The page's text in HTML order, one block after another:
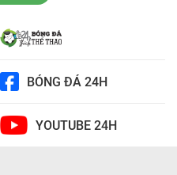
BÓNG ĐÁ 24H
YOUTUBE 24H